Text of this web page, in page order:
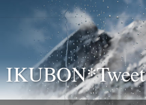
IKUBON*Tweet